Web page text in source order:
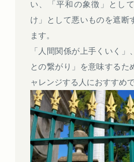
い、「平和の象徴」とし
け」として悪いものを遮断
ます。
「人間関係が上手くいく」
との繋がり」を意味するた
ャレンジする人におすすめで